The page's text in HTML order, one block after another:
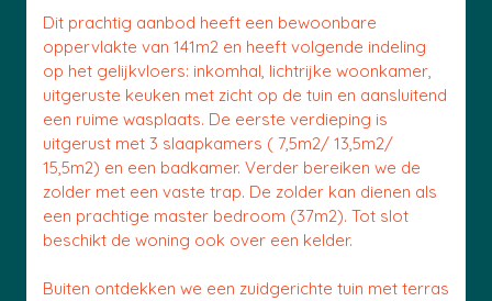
Dit prachtig aanbod heeft een bewoonbare
oppervlakte van 141m2 en heeft volgende indeling
op het gelijkvloers: inkomhal, lichtrijke woonkamer,
uitgeruste keuken met zicht op de tuin en aansluitend
een ruime wasplaats. De eerste verdieping is
uitgerust met 3 slaapkamers ( 7,5m2/ 13,5m2/
15,5m2) en een badkamer. Verder bereiken we de
zolder met een vaste trap. De zolder kan dienen als
een prachtige master bedroom (37m2). Tot slot
beschikt de woning ook over een kelder.
Buiten ontdekken we een zuidgerichte tuin met terras